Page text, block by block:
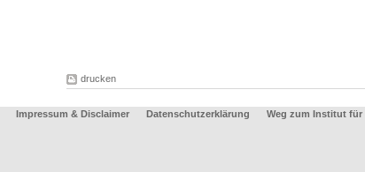
drucken
Impressum & Disclaimer Datenschutzerklärung Weg zum Institut